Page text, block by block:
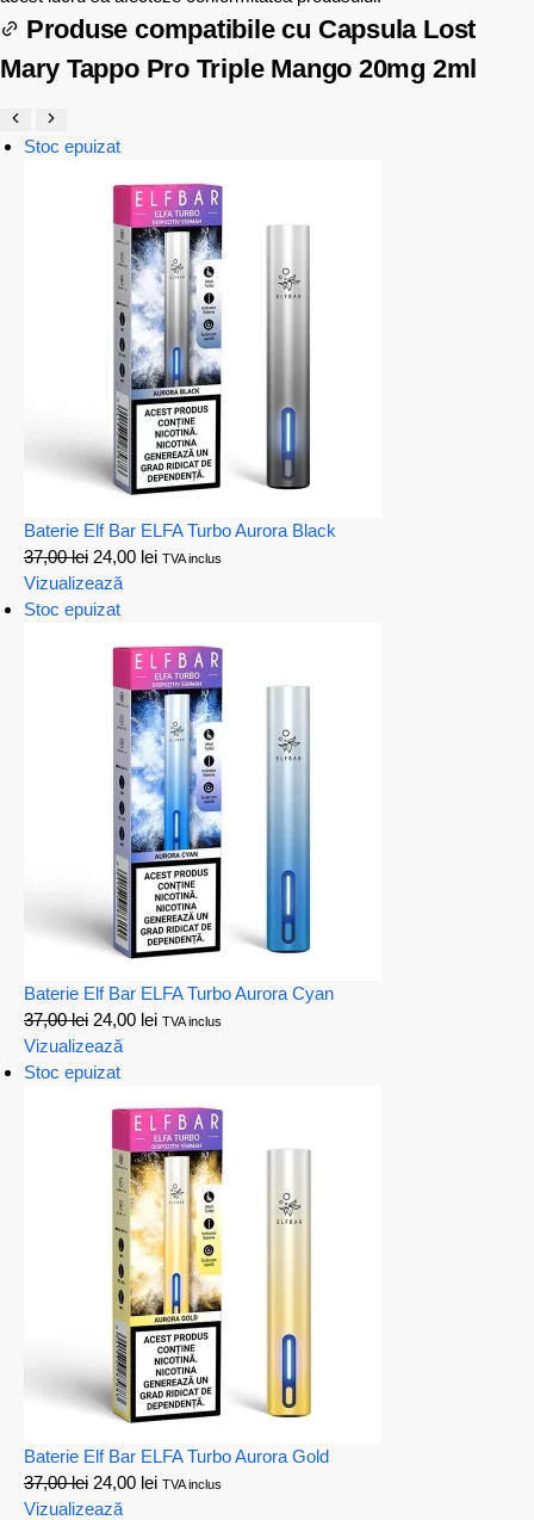
Produse compatibile cu Capsula Lost
Mary Tappo Pro Triple Mango 20mg 2ml
Stoc epuizat
Baterie Elf Bar ELFA Turbo Aurora Black
37,00lei 24,00 lei TVA inclus
Vizualizează
Stoc epuizat
Baterie Elf Bar ELFA Turbo Aurora Cyan
37,00lei 24,00 lei TVA inclus
Vizualizează
Stoc epuizat
Baterie Elf Bar ELFA Turbo Aurora Gold
37,00lei 24,00 lei TVA inclus
Vizualizează